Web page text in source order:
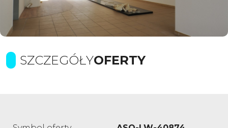
SZCZEGÓŁYOFERTY